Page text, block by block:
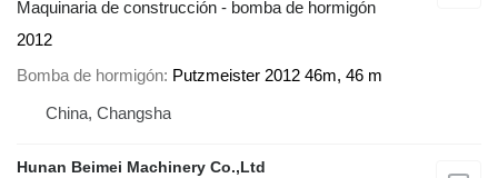
Maquinaria de construcción - bomba de hormigón
2012
Bomba de hormigón Putzmeister 2012 46m, 46 m
China, Changsha
Hunan Beimei Machinery Co.,Ltd